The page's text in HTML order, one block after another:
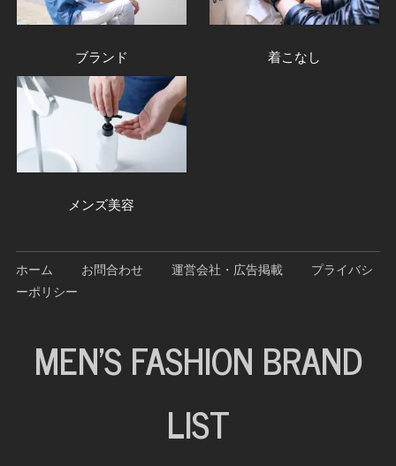
ブランド 着こなし
メンズ美容
ホーム お問合わせ 運営会社・広告掲載
プライバシ
ーポリシー
MEN'S FASHION BRAND
LIST